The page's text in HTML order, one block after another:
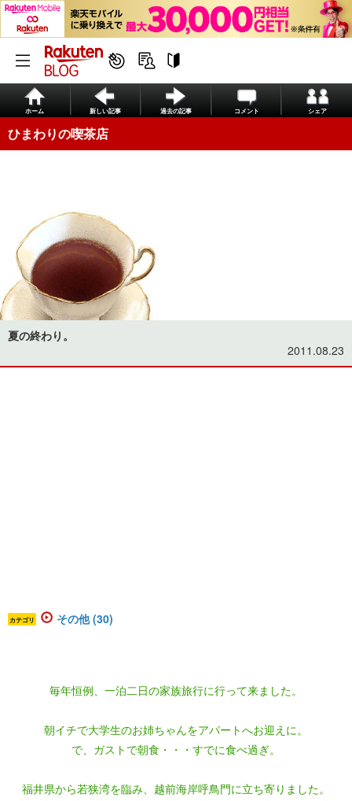
ホーム 新しい記事 過去の記事 コメント シェア
ひまわりの喫茶店
夏の終わり。
2011.08.23
カテゴリ その他 (30)
毎年恒例、一泊二日の家族旅行に行って来ました。
朝イチで大学生のお姉ちゃんをアパートへお迎えに。
で、ガストで朝食・・・すでに食べ過ぎ。
福井県から若狭湾を臨み、越前海岸呼鳥門に立ち寄りました。